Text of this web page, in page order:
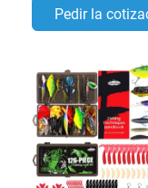
Pedir la